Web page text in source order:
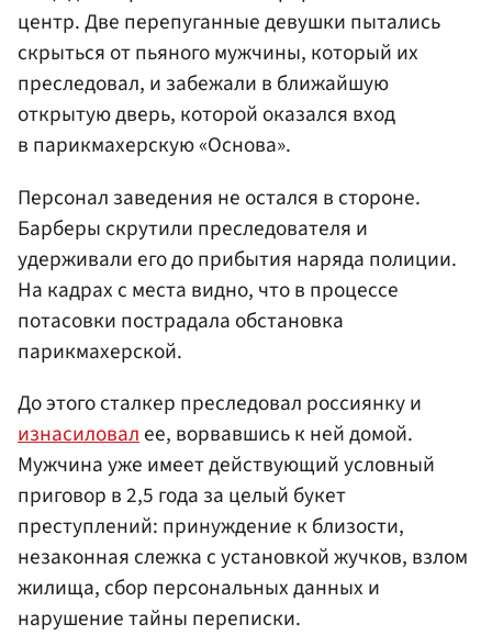
центр. Две перепуганные девушки пытались
скрыться от пьяного мужчины, который их
преследовал, и забежали в ближайшую
открытую дверь, которой оказался вход
в парикмахерскую «Основа».
Персонал заведения не остался в стороне.
Барберы скрутили преследователя и
удерживали его до прибытия наряда полиции.
На кадрах с места видно, что в процессе
потасовки пострадала обстановка
парикмахерской.
До этого сталкер преследовал россиянку и
изнасиловалее, ворвавшись к ней домой.
Мужчина уже имеет действующий условный
приговор в 2,5 года за целый букет
преступлений: принуждение к близости,
незаконная слежка с установкой жучков, взлом
жилища, сбор персональных данных и
нарушение тайны переписки.